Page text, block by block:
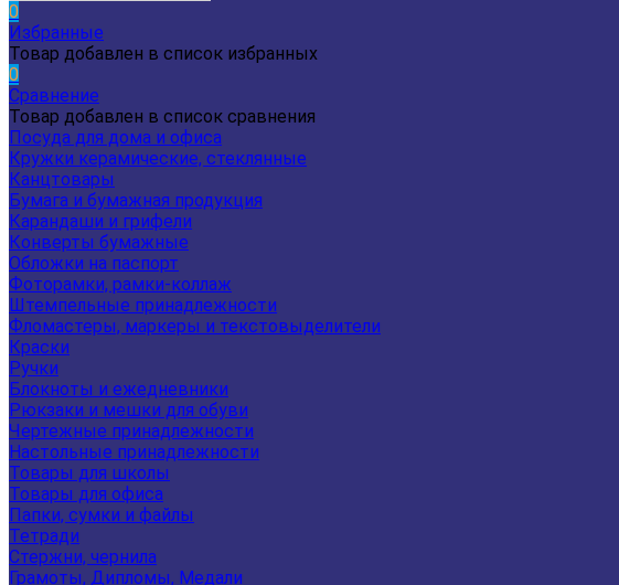
0
Избранные
Товар добавлен в список избранных
0
Сравнение
Товар добавлен в список сравнения
Посуда для дома и офиса
Кружки керамические, стеклянные
Канцтовары
Бумага и бумажная продукция
Карандаши и грифели
Конверты бумажные
Обложки на паспорт
Фоторамки, рамки-коллаж
Штемпельные принадлежности
Фломастеры, маркеры и текстовыделители
Краски
Ручки
Блокноты и ежедневники
Рюкзаки и мешки для обуви
Чертежные принадлежности
Настольные принадлежности
Товары для школы
Товары для офиса
Папки, сумки и файлы
Тетради
Стержни, чернила
Грамоты, Дипломы, Медали